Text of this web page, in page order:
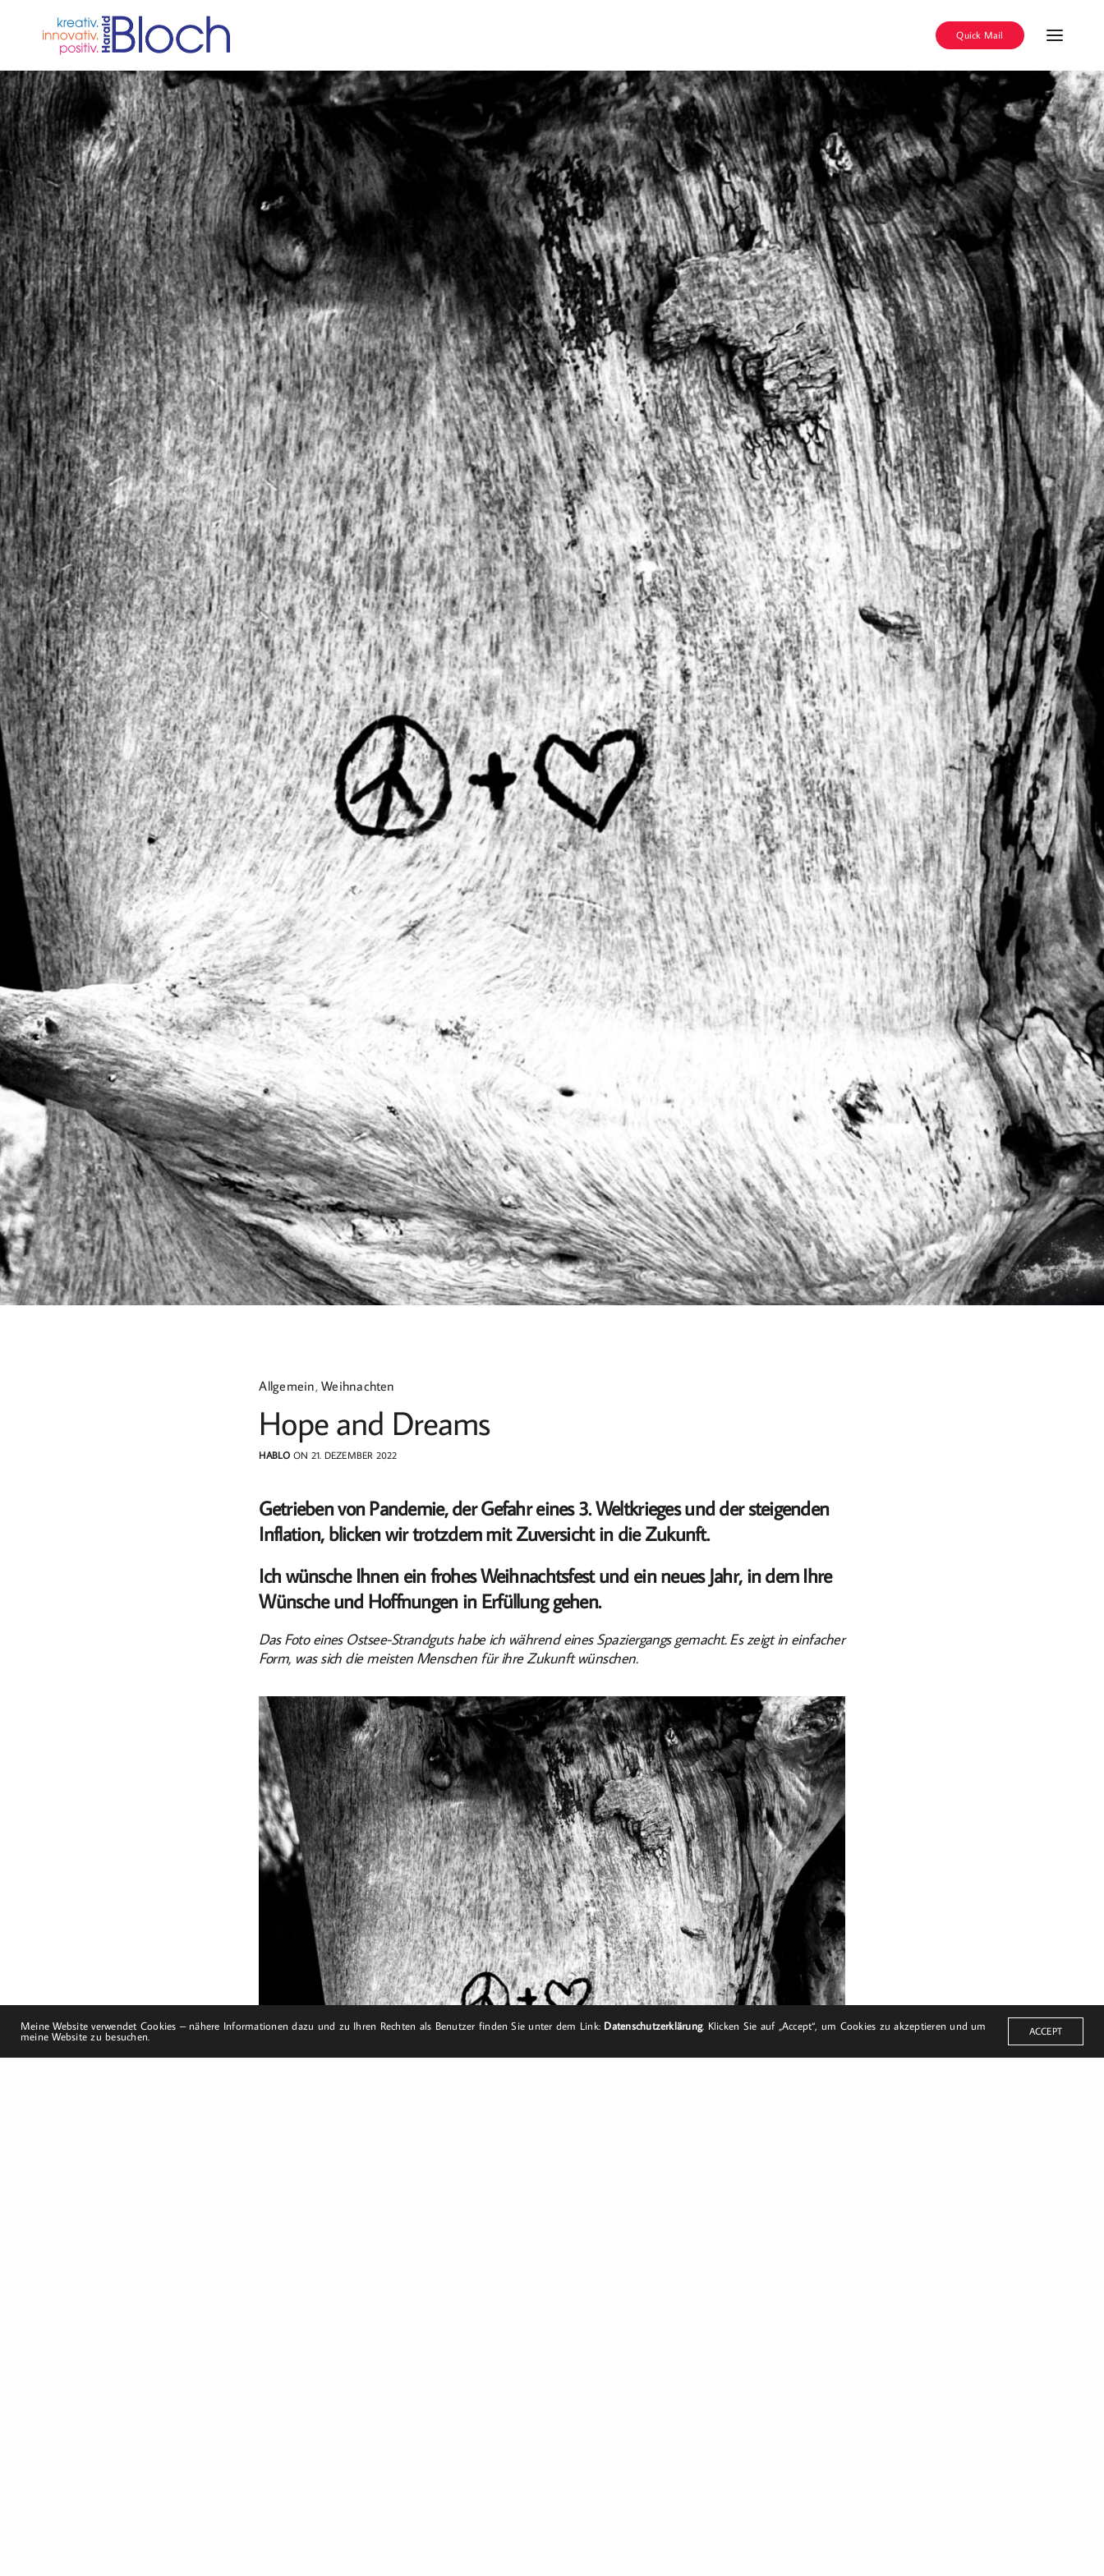
Quick Mail
Allgemein,Weihnachten
Hope and Dreams
HABLO ON 21. DEZEMBER 2022
Getrieben von Pandemie, der Gefahr eines 3. Weltkrieges und der steigenden
Inflation, blicken wir trotzdem mit Zuversicht in die Zukunft.
Ich wünsche Ihnen ein frohes Weihnachtsfest und ein neues Jahr, in dem Ihre
Wünsche und Hoffnungen in Erfüllung gehen.
Das Foto eines Ostsee-Strandguts habe ich während eines Spaziergangs gemacht. Es zeigt in einfacher
Form, was sich die meisten Menschen für ihre Zukunft wünschen.
Dorfstraße 8
19217 Kuhlrade | Carlow
mobil: +49 (0)151-
Email: mail@harald-
Meine Website verwendet Cookies – nähere Informationen dazu und zu Ihren Rechten als Benutzer finden Sie unter dem Link: Datenschutzerklärung. Klicken Sie auf „Accept“, um Cookies zu akzeptieren und um
meine Website zu besuchen.
ACCEPT